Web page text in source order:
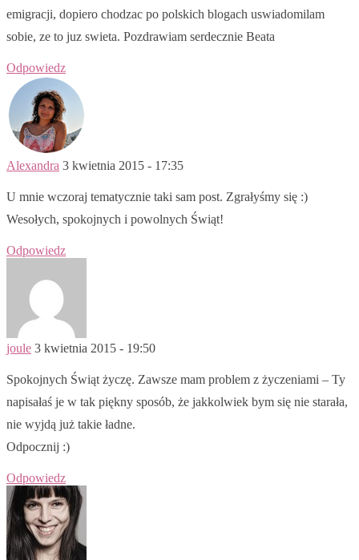
emigracji, dopiero chodzac po polskich blogach uswiadomilam
sobie, ze to juz swieta. Pozdrawiam serdecznie Beata
Odpowiedz
Alexandra 3 kwietnia 2015 - 17:35
U mnie wczoraj tematycznie taki sam post. Zgrałyśmy się :)
Wesołych, spokojnych i powolnych Świąt!
Odpowiedz
joule 3 kwietnia 2015 - 19:50
Spokojnych Świąt życzę. Zawsze mam problem z życzeniami – Ty
napisałaś je w tak piękny sposób, że jakkolwiek bym się nie starała,
nie wyjdą już takie ładne.
Odpocznij :)
Odpowiedz